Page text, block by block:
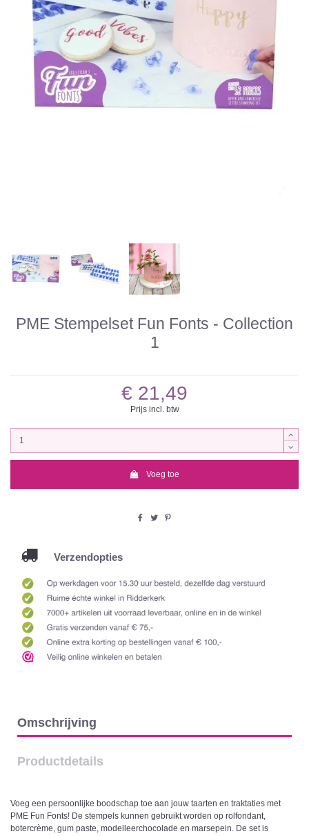
PME Stempelset Fun Fonts - Collection
1
€ 21,49
Prijs incl. btw
Voeg toe
Verzendopties
Omschrijving
Productdetails
Voeg een persoonlijke boodschap toe aan jouw taarten en traktaties met
PME Fun Fonts! De stempels kunnen gebruikt worden op rolfondant,
botercrème, gum paste, modelleerchocolade en marsepein. De set is